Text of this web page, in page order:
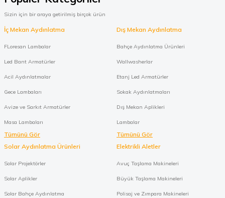
Sizin için bir araya getirilmiş birçok ürün
İç Mekan Aydınlatma
FLoresan Lambalar
Led Bant Armatürler
Acil Aydınlatmalar
Gece Lambaları
Avize ve Sarkıt Armatürler
Masa Lambaları
Tümünü Gör
Dış Mekan Aydınlatma
Bahçe Aydınlatma Ürünleri
Wallwasherlar
Etanj Led Armatürler
Sokak Aydınlatmaları
Dış Mekan Aplikleri
Lambalar
Tümünü Gör
Solar Aydınlatma Ürünleri
Solar Projektörler
Solar Aplikler
Solar Bahçe Aydınlatma
Elektrikli Aletler
Avuç Taşlama Makineleri
Büyük Taşlama Makineleri
Polisaj ve Zımpara Makineleri